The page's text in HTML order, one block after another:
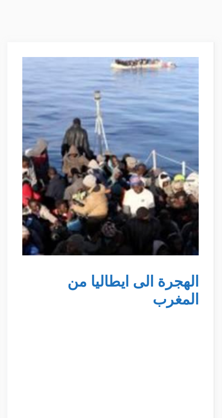
الهجرة الى ايطاليا من
المغرب